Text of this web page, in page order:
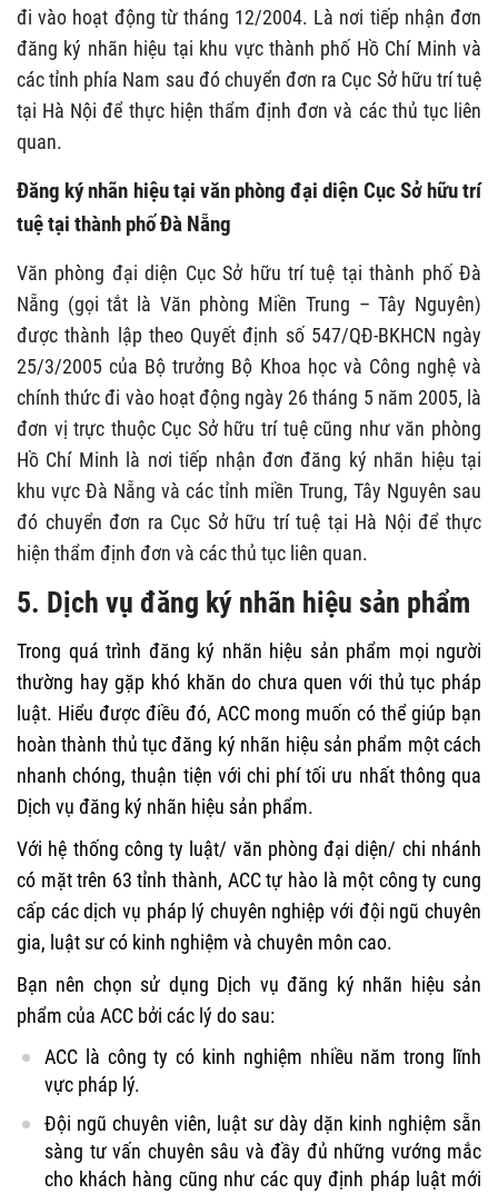
đi vào hoạt động từ tháng 12/2004. Là nơi tiếp nhận đơn
đăng ký nhãn hiệu tại khu vực thành phố Hồ Chí Minh và
các tỉnh phía Nam sau đó chuyển đơn ra Cục Sở hữu trí tuệ
tại Hà Nội để thực hiện thẩm định đơn và các thủ tục liên
quan.
Đăng ký nhãn hiệu tại văn phòng đại diện Cục Sở hữu trí
tuệ tại thành phố Đà Nẵng
Văn phòng đại diện Cục Sở hữu trí tuệ tại thành phố Đà
Nẵng (gọi tắt là Văn phòng Miền Trung – Tây Nguyên)
được thành lập theo Quyết định số 547/QĐ-BKHCN ngày
25/3/2005 của Bộ trưởng Bộ Khoa học và Công nghệ và
chính thức đi vào hoạt động ngày 26 tháng 5 năm 2005, là
đơn vị trực thuộc Cục Sở hữu trí tuệ cũng như văn phòng
Hồ Chí Minh là nơi tiếp nhận đơn đăng ký nhãn hiệu tại
khu vực Đà Nẵng và các tỉnh miền Trung, Tây Nguyên sau
đó chuyển đơn ra Cục Sở hữu trí tuệ tại Hà Nội để thực
hiện thẩm định đơn và các thủ tục liên quan.
5. Dịch vụ đăng ký nhãn hiệu sản phẩm
Trong quá trình đăng ký nhãn hiệu sản phẩm mọi người
thường hay gặp khó khăn do chưa quen với thủ tục pháp
luật. Hiểu được điều đó, ACC mong muốn có thể giúp bạn
hoàn thành thủ tục đăng ký nhãn hiệu sản phẩm một cách
nhanh chóng, thuận tiện với chi phí tối ưu nhất thông qua
Dịch vụ đăng ký nhãn hiệu sản phẩm.
Với hệ thống công ty luật/ văn phòng đại diện/ chi nhánh
có mặt trên 63 tỉnh thành, ACC tự hào là một công ty cung
cấp các dịch vụ pháp lý chuyên nghiệp với đội ngũ chuyên
gia, luật sư có kinh nghiệm và chuyên môn cao.
Bạn nên chọn sử dụng Dịch vụ đăng ký nhãn hiệu sản
phẩm của ACC bởi các lý do sau:
ACC là công ty có kinh nghiệm nhiều năm trong lĩnh
vực pháp lý.
Đội ngũ chuyên viên, luật sư dày dặn kinh nghiệm sẵn
sàng tư vấn chuyên sâu và đầy đủ những vướng mắc
cho khách hàng cũng như các quy định pháp luật mới